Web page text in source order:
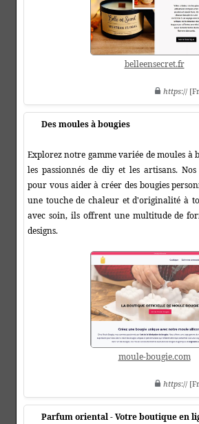
belleensecret.fr
https://
Des moules à bougies
Explorez notre gamme variée de moules à
les passionnés de diy et les artisans.
pour vous aider à créer des bougies
une touche de chaleur et d'originalité à
avec soin, ils offrent une multitude de
designs.
moule-bougie.com
https://
Parfum oriental - Votre boutique en